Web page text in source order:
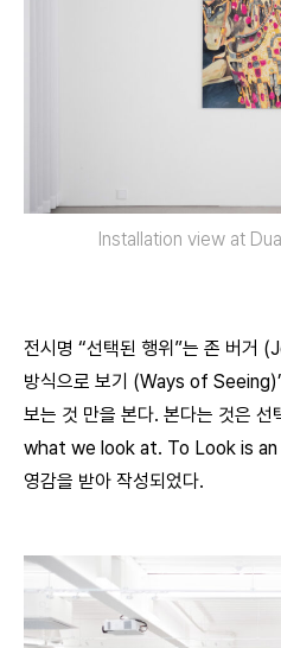
Installation view at
전시명 “선택된 행위”는 존 버거
방식으로 보기 (Ways of
보는 것 만을 본다. 본다는 것은
what we look at. To Look is
영감을 받아 작성되었다.